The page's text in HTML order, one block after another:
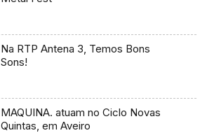
Na RTP Antena 3, Temos Bons
Sons!
MAQUINA. atuam no Ciclo Novas
Quintas, em Aveiro